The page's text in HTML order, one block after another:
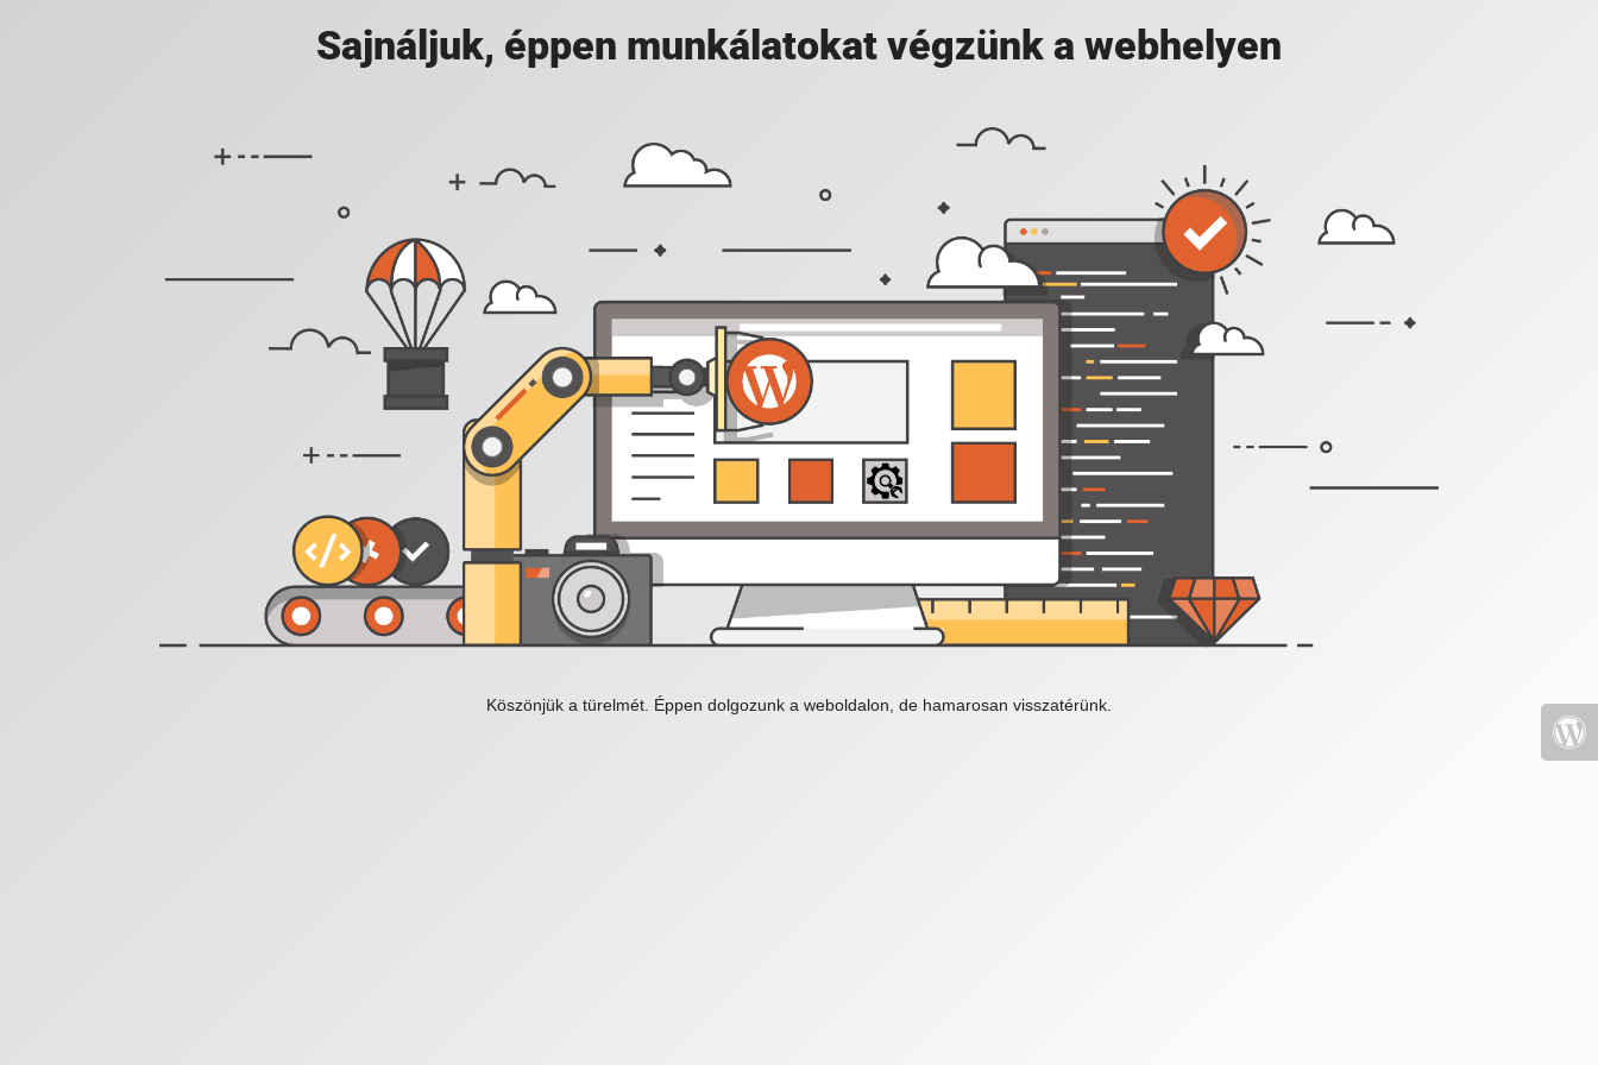
Sajnáljuk, éppen munkálatokat végzünk a webhelyen
Köszönjük a türelmét. Éppen dolgozunk a weboldalon, de hamarosan visszatérünk.